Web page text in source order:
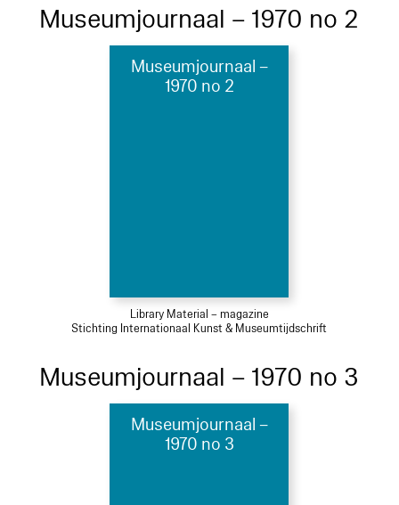
Museumjournaal – 1970 no 2
Museumjournaal –
1970 no 2
Library Material – magazine
Stichting Internationaal Kunst & Museumtijdschrift
Museumjournaal – 1970 no 3
Museumjournaal –
1970 no 3